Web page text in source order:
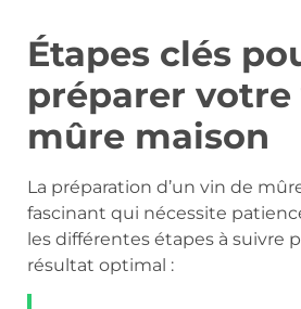
Étapes clés
préparer votre
mûre maison
La préparation d’un vin de
fascinant qui nécessite
les différentes étapes à suivre
résultat optimal :